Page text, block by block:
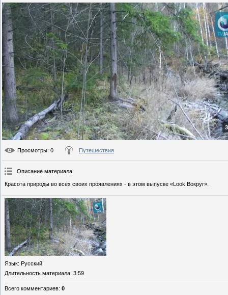
Просмотры: 0 Путешествия
Описание материала:
Красота природы во всех своих проявлениях - в этом выпуске «Look Вокруг».
Язык: Русский
Длительность материала: 3:59
Всего комментариев: 0